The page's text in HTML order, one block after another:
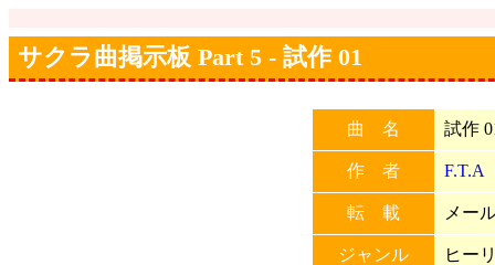
サクラ曲掲示板 Part 5 - 試作 01
曲 名 試作
作 者 F.T.A
転 載 メー
ジャンル ヒー